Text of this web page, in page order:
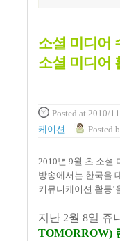
소셜 미디어
소셜 미디어
Posted at 2010/
케이션
Posted
2010년 9월 초 소셜
방송에서는 한국을
커뮤니케이션 활동’
지난 2월 8일 쥬
TOMORROW)